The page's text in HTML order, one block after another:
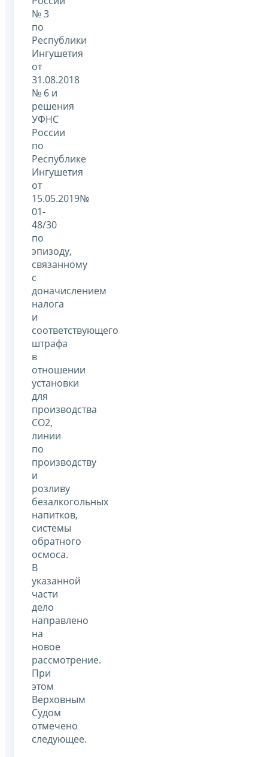
№ 3
по
Республики
Ингушетия
от
31.08.2018
№ 6 и
решения
УФНС
России
по
Республике
Ингушетия
от
15.05.2019№
01-
48/30
по
эпизоду,
связанному
с
доначислением
налога
и
соответствующего
штрафа
в
отношении
установки
для
производства
СO2,
линии
по
производству
и
розливу
безалкогольных
напитков,
системы
обратного
осмоса.
В
указанной
части
дело
направлено
на
новое
рассмотрение.
При
этом
Верховным
Судом
отмечено
следующее.